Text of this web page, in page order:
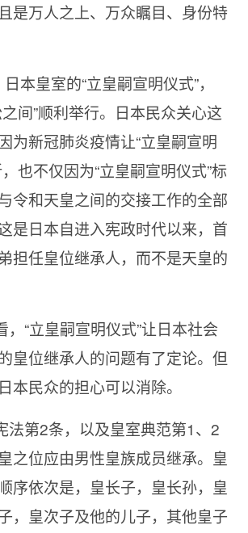
是万人之上、万众瞩目、身份特
本皇室的“立皇嗣宣明仪式”，
间”顺利举行。日本民众关心这
为新冠肺炎疫情让“立皇嗣宣明
也不仅因为“立皇嗣宣明仪式”标
令和天皇之间的交接工作的全部
是日本自进入宪政时代以来，首
担任皇位继承人，而不是天皇的
，“立皇嗣宣明仪式”让日本社会
皇位继承人的问题有了定论。但
本民众的担心可以消除。
法第2条，以及皇室典范第1、2
之位应由男性皇族成员继承。皇
序依次是，皇长子，皇长孙，皇
，皇次子及他的儿子，其他皇子